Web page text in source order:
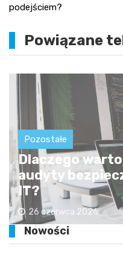
podejściem?
Powiązane
Pozostałe
Dlaczego
audyty
IT?
26 czerwca 2026
Nowości